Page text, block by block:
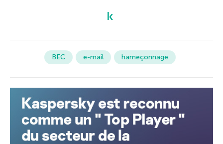
BEC e-mail hameçonnage